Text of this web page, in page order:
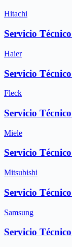
Hitachi
Servicio
Haier
Servicio
Fleck
Servicio
Miele
Servicio
Mitsubishi
Servicio
Samsung
Servicio